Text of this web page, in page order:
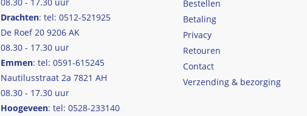
Drachten: tel: 0512-521925
De Roef 20 9206 AK
08.30 - 17.30 uur
Emmen: tel: 0591-615245
Nautilusstraat 2a 7821 AH
08.30 - 17.30 uur
Hoogeveen: tel: 0528-233140
Bestellen
Betaling
Privacy
Retouren
Contact
Verzending & bezorging